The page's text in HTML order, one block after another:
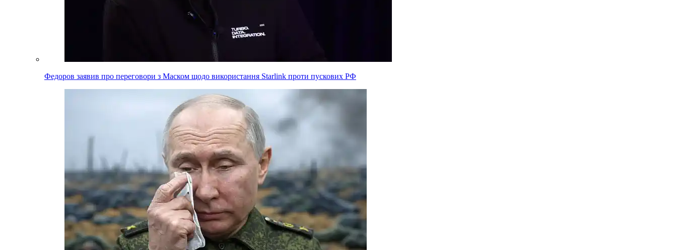
Федоров заявив про переговори з Маском щодо використання Starlink проти пускових РФ